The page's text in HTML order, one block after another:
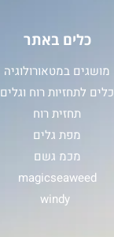
כלים באתר
מושגים במטאורולוגיה
כלים לתחזיות רוח וגלים
תחזית רוח
מפת גלים
מכמ גשם
magicseaweed
windy